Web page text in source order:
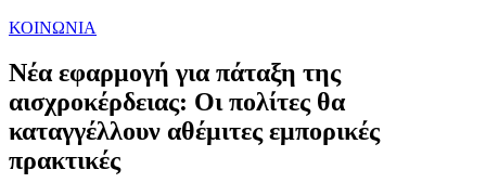
ΚΟΙΝΩΝΙΑ
Νέα εφαρμογή για πάταξη της
αισχροκέρδειας: Οι πολίτες θα
καταγγέλλουν αθέμιτες εμπορικές
πρακτικές